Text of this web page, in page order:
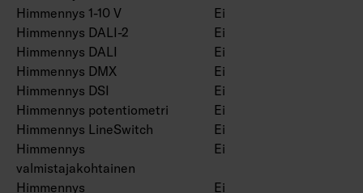
Himmennys 1-10 V
Ei
Himmennys DALI-2
Ei
Himmennys DALI
Ei
Himmennys DMX
Ei
Himmennys DSI
Ei
Himmennys potentiometri
Ei
Himmennys LineSwitch
Ei
Himmennys
valmistajakohtainen
Ei
Himmennys
Ei